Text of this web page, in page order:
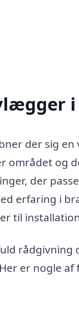
der sig
og
der
erfaring i
til
rådgivning
er nogle